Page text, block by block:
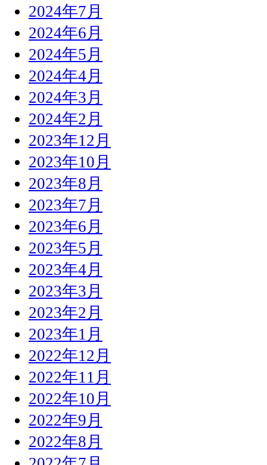
2024年7月
2024年6月
2024年5月
2024年4月
2024年3月
2024年2月
2023年12月
2023年10月
2023年8月
2023年7月
2023年6月
2023年5月
2023年4月
2023年3月
2023年2月
2023年1月
2022年12月
2022年11月
2022年10月
2022年9月
2022年8月